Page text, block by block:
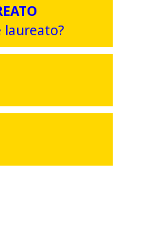
laureato?